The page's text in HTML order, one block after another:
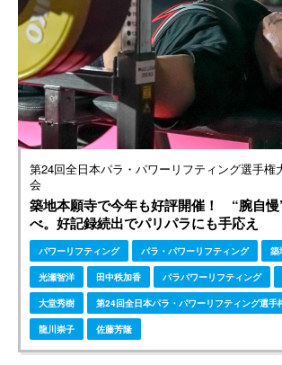
第24回全日本パラ・パワーリフティング選手権
会
築地本願寺で今年も好評開催！ “腕自慢
べ。好記録続出でパリパラにも手応え
パワーリフティング パラ・パワーリフティング 築
光瀬智洋 田中秩加香 パラパワーリフティング
大堂秀樹 第24回全日本パラ・パワーリフティング選手
龍川崇子 佐藤芳隆